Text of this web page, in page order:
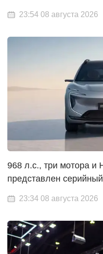
23:54 08 августа 2026
968 л.с., три мотора и
представлен
23:34 08 августа 2026